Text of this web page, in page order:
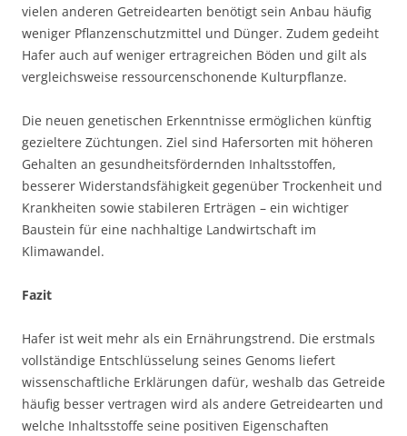
vielen anderen Getreidearten benötigt sein Anbau häufig
weniger Pflanzenschutzmittel und Dünger. Zudem gedeiht
Hafer auch auf weniger ertragreichen Böden und gilt als
vergleichsweise ressourcenschonende Kulturpflanze.
Die neuen genetischen Erkenntnisse ermöglichen künftig
gezieltere Züchtungen. Ziel sind Hafersorten mit höheren
Gehalten an gesundheitsfördernden Inhaltsstoffen,
besserer Widerstandsfähigkeit gegenüber Trockenheit und
Krankheiten sowie stabileren Erträgen – ein wichtiger
Baustein für eine nachhaltige Landwirtschaft im
Klimawandel.
Fazit
Hafer ist weit mehr als ein Ernährungstrend. Die erstmals
vollständige Entschlüsselung seines Genoms liefert
wissenschaftliche Erklärungen dafür, weshalb das Getreide
häufig besser vertragen wird als andere Getreidearten und
welche Inhaltsstoffe seine positiven Eigenschaften